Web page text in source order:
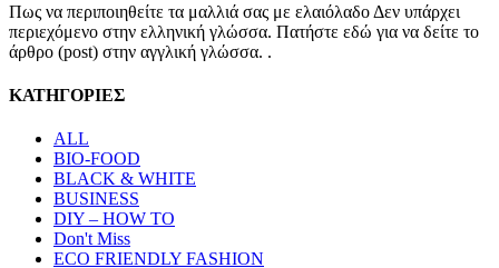
Πως να περιποιηθείτε τα μαλλιά σας με ελαιόλαδο Δεν υπάρχει
περιεχόμενο στην ελληνική γλώσσα. Πατήστε εδώ για να δείτε το
άρθρο (post) στην αγγλική γλώσσα. .
ΚΑΤΗΓΟΡΙΕΣ
ALL
BIO-FOOD
BLACK & WHITE
BUSINESS
DIY – HOW TO
Don't Miss
ECO FRIENDLY FASHION